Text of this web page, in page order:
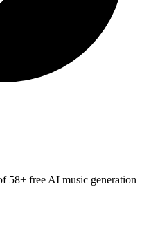
58+ free AI music generation